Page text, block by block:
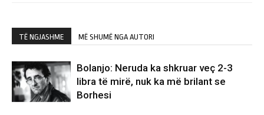
TË NGJASHME MË SHUMË NGA AUTORI
Bolanjo: Neruda ka shkruar veç 2-3
libra të mirë, nuk ka më brilant se
Borhesi